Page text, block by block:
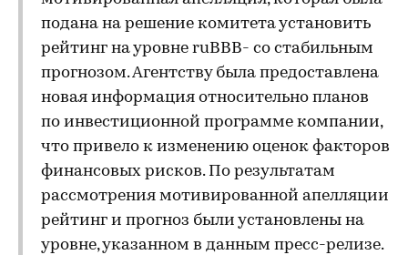
подана на решение комитета установить
рейтинг на уровне ruBBB- со стабильным
прогнозом. Агентству была предоставлена
новая информация относительно планов
по инвестиционной программе компании,
что привело к изменению оценок факторов
финансовых рисков. По результатам
рассмотрения мотивированной апелляции
рейтинг и прогноз были установлены на
уровне, указанном в данным пресс-релизе.